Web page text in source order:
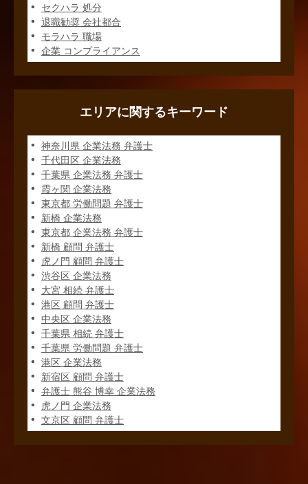
セクハラ 処分
退職勧奨 会社都合
モラハラ 職場
企業 コンプライアンス
エリアに関するキーワード
神奈川県 企業法務 弁護士
千代田区 企業法務
千葉県 企業法務 弁護士
霞ヶ関 企業法務
東京都 労働問題 弁護士
新橋 企業法務
東京都 企業法務 弁護士
新橋 顧問 弁護士
虎ノ門 顧問 弁護士
渋谷区 企業法務
大宮 相続 弁護士
港区 顧問 弁護士
中央区 企業法務
千葉県 相続 弁護士
千葉県 労働問題 弁護士
港区 企業法務
新宿区 顧問 弁護士
弁護士 熊谷 博幸 企業法務
虎ノ門 企業法務
文京区 顧問 弁護士